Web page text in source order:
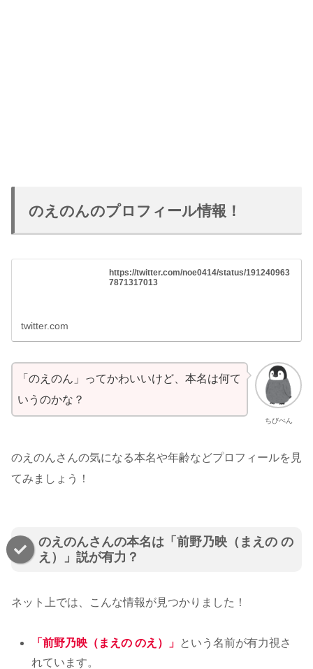
のえのんのプロフィール情報！
https://twitter.com/noe0414/status/191240963
7871317013
twitter.com
ちびぺん
「のえのん」ってかわいいけど、本名は何て
いうのかな？
のえのんさんの気になる本名や年齢などプロフィールを見
てみましょう！
のえのんさんの本名は「前野乃映（まえの の
え）」説が有力？
ネット上では、こんな情報が見つかりました！
「前野乃映（まえの のえ）」
という名前が有力視さ
れています。